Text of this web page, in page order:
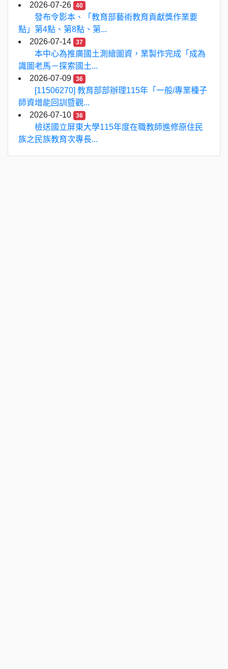
2026-07-26
40
發布令影本、「教育部藝術教育貢獻獎作業要
點」第4點、第8點、第...
2026-07-14
37
本中心為推廣國土測繪圖資，業製作完成「成為
識圖老馬－探索國土...
2026-07-09
36
[11506270] 教育部部辦理115年「一般/專業種子
師資增能回訓暨觀...
2026-07-10
36
檢送國立屏東大學115年度在職教師進修原住民
族之民族教育次專長...